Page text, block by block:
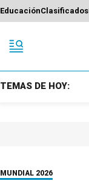
EducaciónClasificados
TEMAS DE HOY:
MUNDIAL 2026